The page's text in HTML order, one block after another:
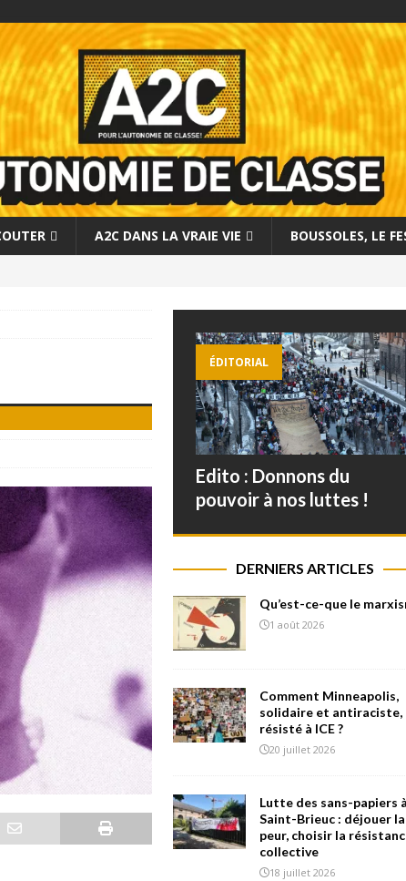
A2C DANS LA VRAIE VIE BOUSSOLES, LE
ÉDITORIAL
Edito : Donnons du
pouvoir à nos luttes !
DERNIERS ARTICLES
Qu’est-ce-que le
1 août 2026
Comment Minneapolis,
solidaire et antiraciste,
résisté à ICE ?
20 juillet 2026
Lutte des sans-papiers à
Saint-Brieuc : déjouer la
peur, choisir la
collective
18 juillet 2026